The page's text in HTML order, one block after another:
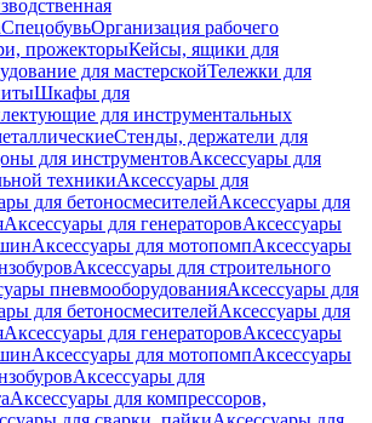
СпецобувьОрганизация рабочего
прожекторыКейсы, ящики для
для мастерскойТележки для
Шкафы для
для инструментальных
Стенды, держатели для
для инструментовАксессуары для
техникиАксессуары для
для бетоносмесителейАксессуары для
Аксессуары для генераторовАксессуары
Аксессуары для мотопомпАксессуары
Аксессуары для строительного
пневмооборудованияАксессуары для
для бетоносмесителейАксессуары для
Аксессуары для генераторовАксессуары
Аксессуары для мотопомпАксессуары
Аксессуары для
Аксессуары для компрессоров,